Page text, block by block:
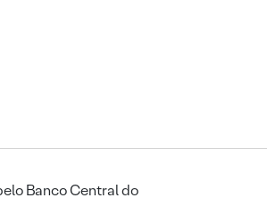
Banco Central do